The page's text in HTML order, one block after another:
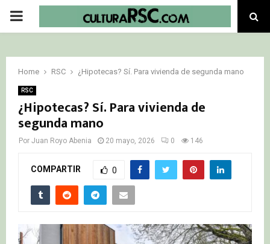
PRIMARY
Home RSC ¿Hipotecas? Sí. Para vivienda de segunda mano
RSC
¿Hipotecas? Sí. Para vivienda de
segunda mano
Por Juan Royo Abenia 20 mayo, 2026 0 146
COMPARTIR 0